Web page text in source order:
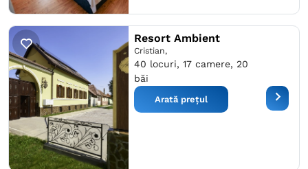
Resort Ambient
Cristian,
40 locuri, 17 camere, 20
băi
Arată prețul